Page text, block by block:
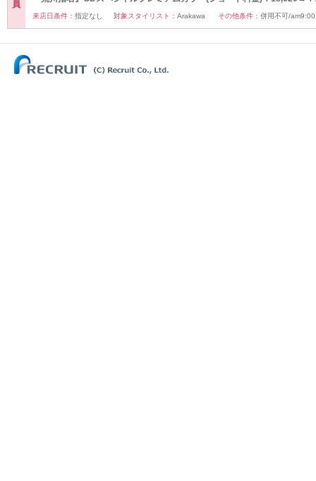
員
来店日条件： 指定なし 対象スタイリスト： Arakawa その他条件： 併用不可/